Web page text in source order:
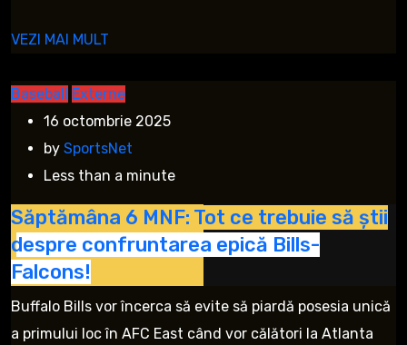
VEZI MAI MULT
Baseball Externe
16 octombrie 2025
by SportsNet
Less than a minute
Săptămâna 6 MNF: Tot ce trebuie să știi
despre confruntarea epică Bills-
Falcons!
Buffalo Bills vor încerca să evite să piardă posesia unică
a primului loc în AFC East când vor călători la Atlanta